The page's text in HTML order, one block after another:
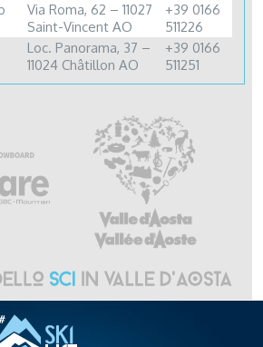
Via Roma, 62 – 11027
Saint-Vincent AO
+39 0166
511226
Loc. Panorama, 37 –
11024 Châtillon AO
+39 0166
511251